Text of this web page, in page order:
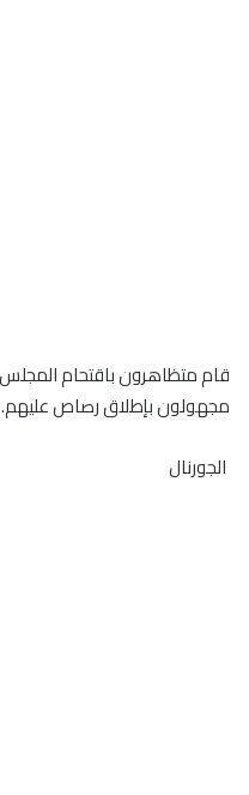
قام متظاهرون باقتحام المجلس
مجهولون بإطلاق رصاص عليهم.
الجورنال